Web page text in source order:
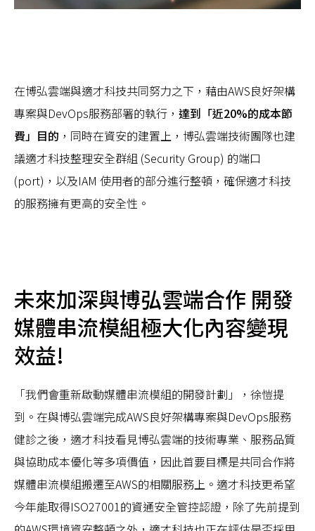
在博弘雲端與適才科技共同努力之下，藉由AWS良好架構
專案與DevOps服務部署的執行， 達到「近20%的成本節
費」目的 ，同時在資安的建置上，博弘雲端技術團隊也建
議適才科技整理安全群組 (Security Group) 的端口
(port)，以及IAM 使用者的部分進行整頓，確保適才科技
的服務擁有更高的安全性。
未來加深與博弘雲端合作 開發
媒體串流模組極大化內容變現
效益!
「我們會重新啟動媒體串流模組的開發計劃」，徐愷提
到。在與博弘雲端完成AWS良好架構專案與DevOps服務
健診之後，適才科技看見博弘雲端的技術專業、服務品質
與協助成本優化等多項價值，因此首要目標是共同合作將
媒體串流模組搬遷至AWS的相關服務上。適才科技更希望
今年能取得ISO27001的資通安全管控認證，除了先前提到